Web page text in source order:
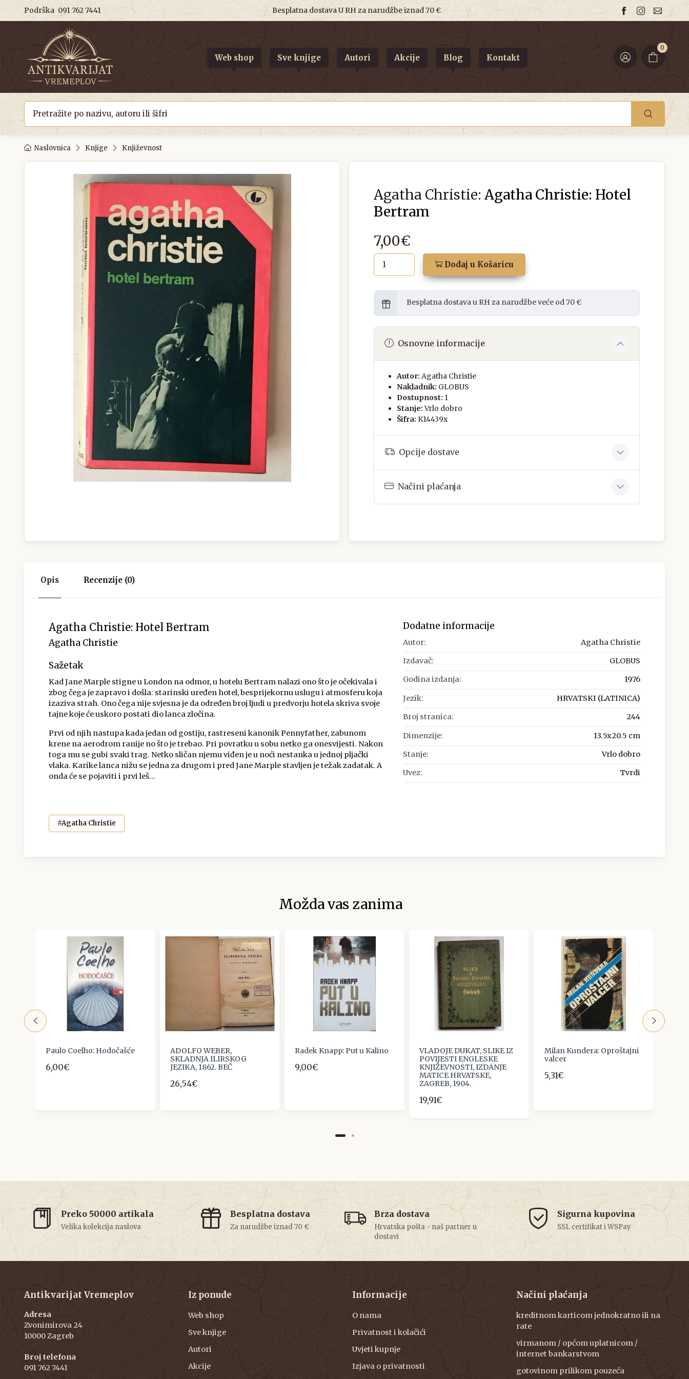
Podrška 091 762 7441 Besplatna dostava U RH za narudžbe iznad 70 €
0
Web shop Sve knjige Autori Akcije Blog Kontakt
Naslovnica Knjige Književnost
Agatha Christie: Agatha Christie: Hotel
Bertram
7,00€
Dodaj u Košaricu
Besplatna dostava u RH za narudžbe veće od 70 €
Osnovne informacije
Autor: Agatha Christie
Nakladnik: GLOBUS
Dostupnost: 1
Stanje:Vrlo dobro
Šifra: K14439x
Opcije dostave
Načini plaćanja
Opis Recenzije (0)
Agatha Christie: Hotel Bertram
Agatha Christie
Sažetak
Kad Jane Marple stigne u London na odmor, u hotelu Bertram nalazi ono što je očekivala i
zbog čega je zapravo i došla: starinski uređen hotel, besprijekornu uslugu i atmosferu koja
izaziva strah. Ono čega nije svjesna je da određen broj ljudi u predvorju hotela skriva svoje
tajne koje će uskoro postati dio lanca zločina.
Prvi od njih nastupa kada jedan od gostiju, rastreseni kanonik Pennyfather, zabunom
krene na aerodrom ranije no što je trebao. Pri povratku u sobu netko ga onesvijesti. Nakon
toga mu se gubi svaki trag. Netko sličan njemu viđen je u noći nestanka u jednoj pljački
vlaka. Karike lanca nižu se jedna za drugom i pred Jane Marple stavljen je težak zadatak. A
onda će se pojaviti i prvi leš…
#Agatha Christie
Dodatne informacije
Autor: Agatha Christie
Izdavač: GLOBUS
Godina izdanja: 1976
Jezik: HRVATSKI (LATINICA)
Broj stranica: 244
Dimenzije: 13.5x20.5 cm
Stanje: Vrlo dobro
Uvez: Tvrdi
Možda vas zanima
Paulo Coelho: Hodočašće
6,00€
ADOLFO WEBER,
SKLADNJA ILIRSKOG
JEZIKA, 1862. BEČ
26,54€
Radek Knapp: Put u Kalino
9,00€
VLADOJE DUKAT, SLIKE IZ
POVIJESTI ENGLESKE
KNJIŽEVNOSTI, IZDANJE
MATICE HRVATSKE,
ZAGREB, 1904.
19,91€
Milan Kundera: Oproštajni
valcer
5,31€
Preko 50000 artikala
Velika kolekcija naslova
Besplatna dostava
Za narudžbe iznad 70 €
Brza dostava
Hrvatska pošta - naš partner u
dostavi
Sigurna kupovina
SSL certifikat i WSPay
Antikvarijat Vremeplov
Adresa
Zvonimirova 24
10000 Zagreb
Broj telefona
091 762 7441
Iz ponude
Web shop
Sve knjige
Autori
Akcije
Informacije
O nama
Privatnost i kolačići
Uvjeti kupnje
Izjava o privatnosti
Načini plaćanja
kreditnom karticom jednokratno ili na
rate
virmanom / općom uplatnicom /
internet bankarstvom
gotovinom prilikom pouzeća